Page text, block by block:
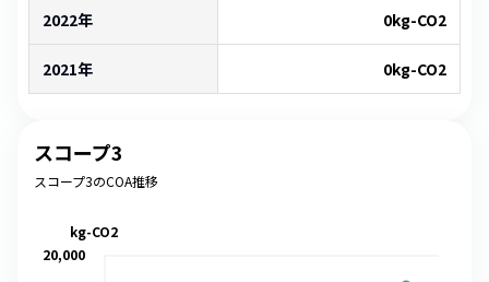
2022年 0kg-CO2
2021年 0kg-CO2
スコープ3
スコープ3のCOA推移
20,000
kg-CO2